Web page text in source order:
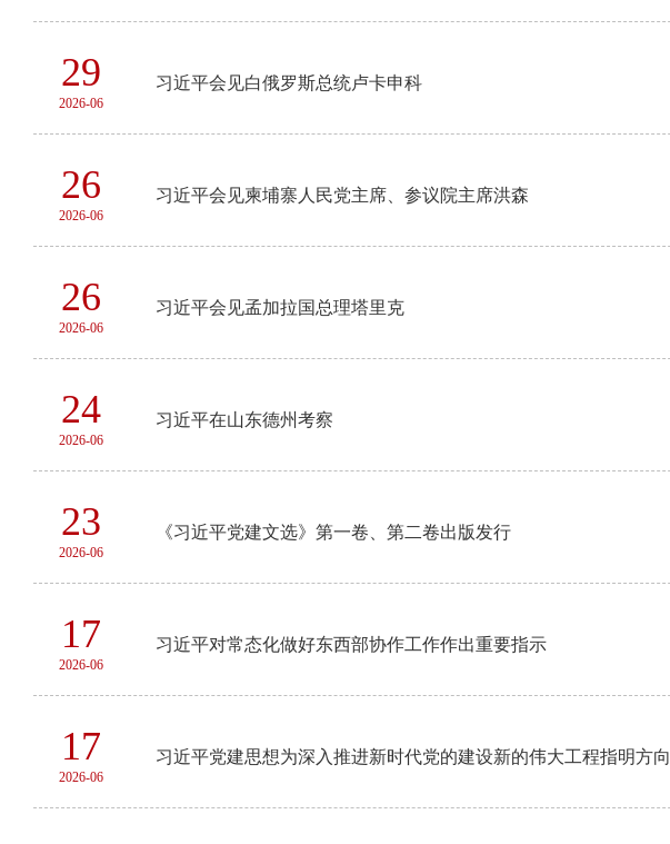
29
2026-06
习近平会见白俄罗斯总统卢卡申科
26
2026-06
习近平会见柬埔寨人民党主席、参议院主席洪森
26
2026-06
习近平会见孟加拉国总理塔里克
24
2026-06
习近平在山东德州考察
23
2026-06
《习近平党建文选》第一卷、第二卷出版发行
17
2026-06
习近平对常态化做好东西部协作工作作出重要指示
17
2026-06
习近平党建思想为深入推进新时代党的建设新的伟大工程指明方向